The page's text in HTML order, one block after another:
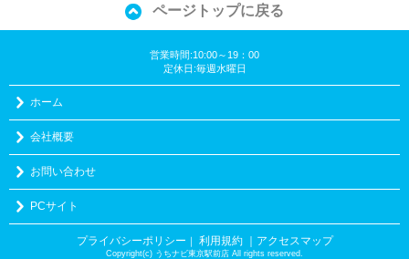
ページトップに戻る
営業時間:10:00～19：00
定休日:毎週水曜日
ホーム
会社概要
お問い合わせ
PCサイト
プライバシーポリシー ｜ 利用規約 ｜アクセスマップ
Copyright(c) うちナビ東京駅前店 All rights reserved.